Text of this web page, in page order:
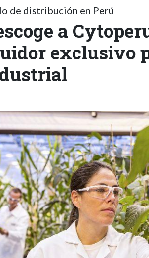
de distribución en Perú
a
exclusivo